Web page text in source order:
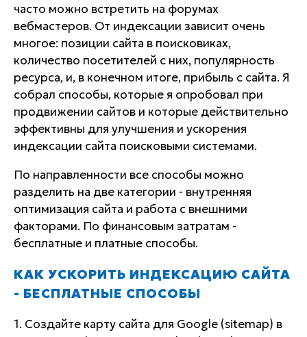
часто можно встретить на форумах
вебмастеров. От индексации зависит очень
многое: позиции сайта в поисковиках,
количество посетителей с них, популярность
ресурса, и, в конечном итоге, прибыль с сайта. Я
собрал способы, которые я опробовал при
продвижении сайтов и которые действительно
эффективны для улучшения и ускорения
индексации сайта поисковыми системами.
По направленности все способы можно
разделить на две категории - внутренняя
оптимизация сайта и работа с внешними
факторами. По финансовым затратам -
бесплатные и платные способы.
КАК УСКОРИТЬ ИНДЕКСАЦИЮ САЙТА
- БЕСПЛАТНЫЕ СПОСОБЫ
1. Создайте карту сайта для Google (sitemap) в